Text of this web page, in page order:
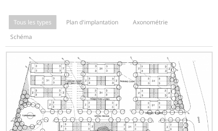
Tous les types Plan d'implantation
Axonométrie
Schéma